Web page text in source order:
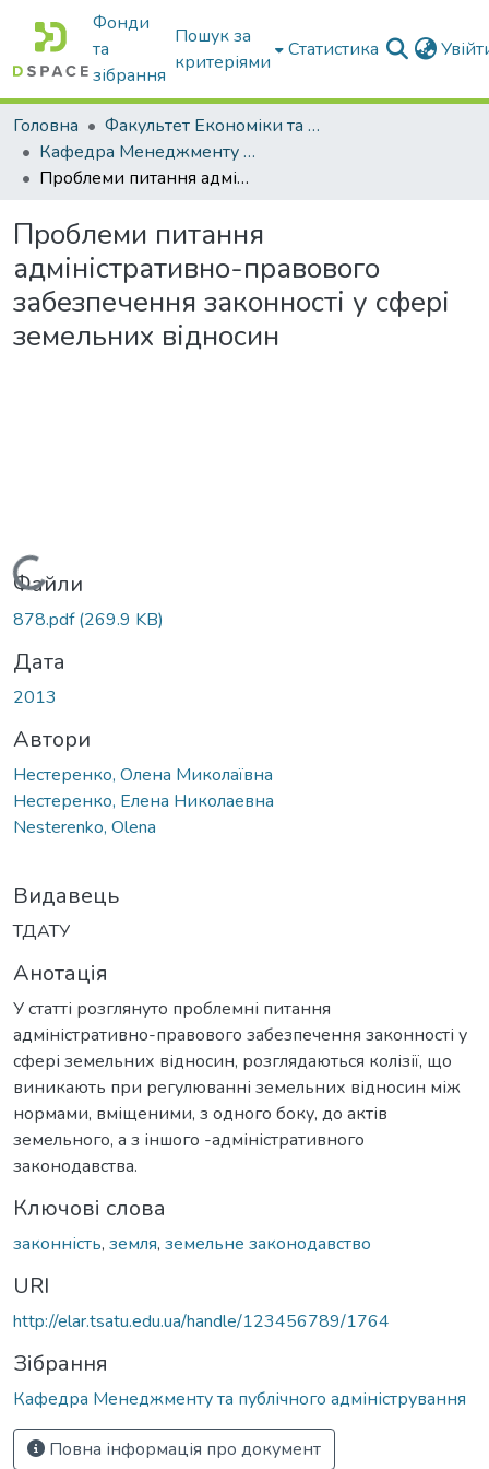
Фонди
та
зібрання
Пошук за
критеріями
Статистика
Головна
Факультет Економіки та бізнесу
Кафедра Менеджменту та публічного адміністрування
Проблеми питання адміністративно-правового забезпечення законності у сфері земельних відносин
Проблеми питання
адміністративно-правового
забезпечення законності у сфері
земельних відносин
Вантажиться...
Файли
878.pdf(269.9 KB)
Дата
2013
Автори
Нестеренко, Олена Миколаївна
Нестеренко, Елена Николаевна
Nesterenko, Olena
Видавець
ТДАТУ
Анотація
У статті розглянуто проблемні питання
адміністративно-правового забезпечення законності у
сфері земельних відносин, розглядаються колізії, що
виникають при регулюванні земельних відносин між
нормами, вміщеними, з одного боку, до актів
земельного, а з іншого -адміністративного
законодавства.
Ключові слова
законність, земля, земельне законодавство
URI
http://elar.tsatu.edu.ua/handle/123456789/1764
Зібрання
Кафедра Менеджменту та публічного адміністрування
Повна інформація про документ